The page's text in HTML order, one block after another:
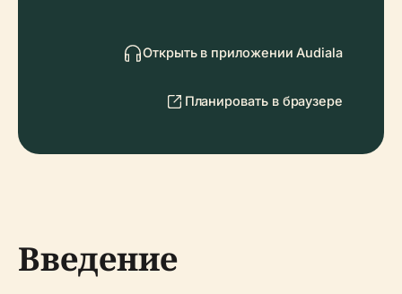
Открыть в приложении Audiala
Планировать в браузере
Введение